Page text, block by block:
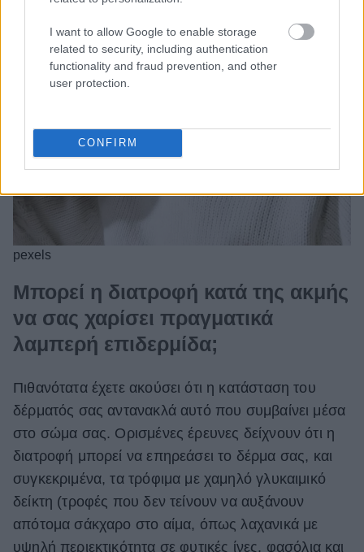
I want to allow Google to enable storage
related to security, including authentication
functionality and fraud prevention, and other
user protection.
CONFIRM
pexels
Μπορεί η διατροφή κατά της ακμής
να σας χαρίσει πραγματικά
λαμπερή επιδερμίδα;
Πιθανότατα έχετε ακούσει ότι η κατάσταση του
δέρματός σας αντανακλά αυτό που συμβαίνει μέσα
στο σώμα σας. Ορισμένες έρευνες δείχνουν ότι η
διατροφή μπορεί να επηρεάσει το δέρμα σας, και
συγκεκριμένα, τα τρόφιμα με χαμηλό γλυκαιμικό
δείκτη (τροφές που δεν τείνουν να αυξάνουν
απότομα σάκχαρο στο αίμα, όπως λαχανικά με
υψηλή περιεκτικότητα σε φυτικές ίνες, φασόλια και